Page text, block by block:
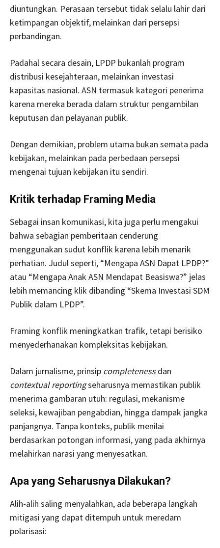
diuntungkan. Perasaan tersebut tidak selalu lahir dari
ketimpangan objektif, melainkan dari persepsi
perbandingan.
Padahal secara desain, LPDP bukanlah program
distribusi kesejahteraan, melainkan investasi
kapasitas nasional. ASN termasuk kategori penerima
karena mereka berada dalam struktur pengambilan
keputusan dan pelayanan publik.
Dengan demikian, problem utama bukan semata pada
kebijakan, melainkan pada perbedaan persepsi
mengenai tujuan kebijakan itu sendiri.
Kritik terhadap Framing Media
Sebagai insan komunikasi, kita juga perlu mengakui
bahwa sebagian pemberitaan cenderung
menggunakan sudut konflik karena lebih menarik
perhatian. Judul seperti, “Mengapa ASN Dapat LPDP?”
atau “Mengapa Anak ASN Mendapat Beasiswa?” jelas
lebih memancing klik dibanding “Skema Investasi SDM
Publik dalam LPDP”.
Framing konflik meningkatkan trafik, tetapi berisiko
menyederhanakan kompleksitas kebijakan.
Dalam jurnalisme, prinsip completenessdan
contextual reportingseharusnya memastikan publik
menerima gambaran utuh: regulasi, mekanisme
seleksi, kewajiban pengabdian, hingga dampak jangka
panjangnya. Tanpa konteks, publik menilai
berdasarkan potongan informasi, yang pada akhirnya
melahirkan narasi yang menyesatkan.
Apa yang Seharusnya Dilakukan?
Alih-alih saling menyalahkan, ada beberapa langkah
mitigasi yang dapat ditempuh untuk meredam
polarisasi: